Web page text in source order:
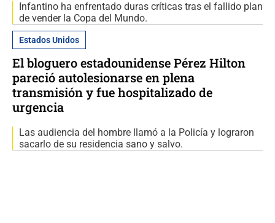
Infantino ha enfrentado duras críticas tras el fallido plan
de vender la Copa del Mundo.
Estados Unidos
El bloguero estadounidense Pérez Hilton
pareció autolesionarse en plena
transmisión y fue hospitalizado de
urgencia
Las audiencia del hombre llamó a la Policía y lograron
sacarlo de su residencia sano y salvo.